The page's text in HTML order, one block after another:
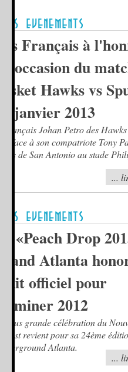
Les Français à
à l'occasion du
basket Hawks vs
19 janvier 2013
Le français Johan Petro des
fera face à son compatriote Tony
Spurs de San Antonio au stade
...
Le «Peach Drop
quand Atlanta
fruit officiel pour
terminer 2012
La plus grande célébration du
sud-est revient pour sa 24ème
Underground Atlanta.
...